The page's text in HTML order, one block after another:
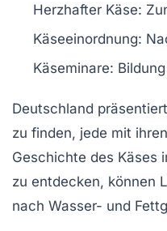
Herzhafter Käse:
Käseeinordnung:
Käseminare:
Deutschland
zu finden, jede mit
Geschichte des Käses
zu entdecken, können
nach Wasser- und